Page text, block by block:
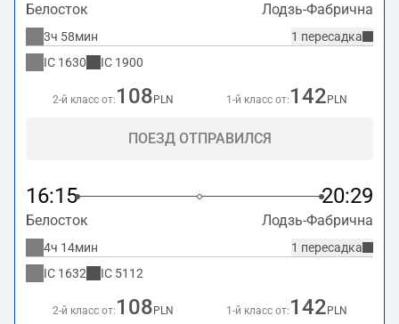
Белосток Лодзь-Фабрична
1 пересадка
3ч 58мин
IC 1630 IC 1900
2-й класс от: 108 PLN 1-й класс от: 142 PLN
ПОЕЗД ОТПРАВИЛСЯ
16:15 20:29
Белосток Лодзь-Фабрична
1 пересадка
4ч 14мин
IC 1632 IC 5112
2-й класс от: 108 PLN 1-й класс от: 142 PLN